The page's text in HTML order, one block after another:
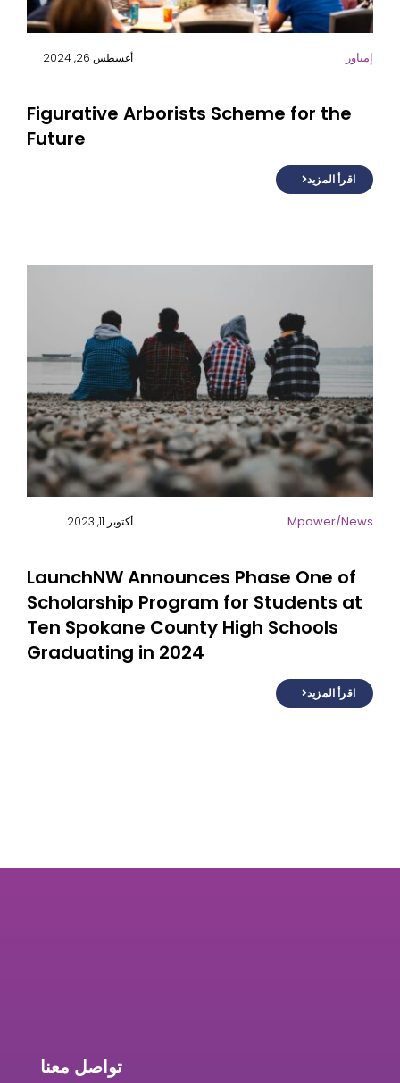
إمباور أغسطس 26, 2024
Figurative Arborists Scheme for the
Future
اقرأ المزيد
Mpower/News أكتوبر 11, 2023
LaunchNW Announces Phase One of
Scholarship Program for Students at
Ten Spokane County High Schools
Graduating in 2024
اقرأ المزيد
تواصل معنا